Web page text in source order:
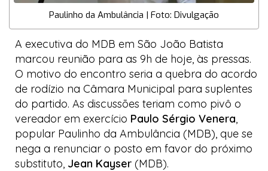
Paulinho da Ambulância | Foto: Divulgação
A executiva do MDB em São João Batista
marcou reunião para as 9h de hoje, às pressas.
O motivo do encontro seria a quebra do acordo
de rodízio na Câmara Municipal para suplentes
do partido. As discussões teriam como pivô o
vereador em exercício Paulo Sérgio Venera
popular Paulinho da Ambulância (MDB), que se
nega a renunciar o posto em favor do próximo
substituto, Jean Kayser (MDB).